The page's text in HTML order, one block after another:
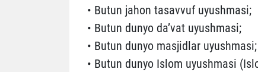
• Butun jahon tasavvuf uyushmasi;
• Butun dunyo da’vat uyushmasi;
• Butun dunyo masjidlar uyushmasi;
• Butun dunyo Islom uyushmasi